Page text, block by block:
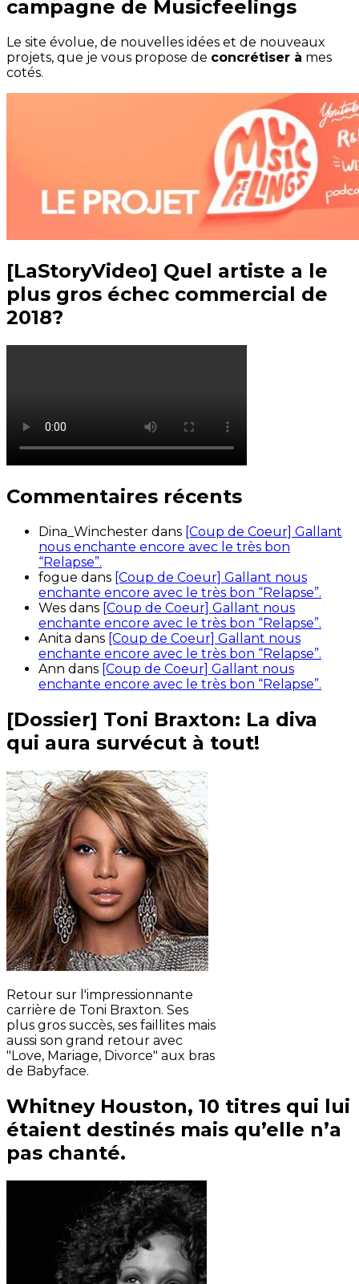
campagne de Musicfeelings
Le site évolue, de nouvelles idées et de nouveaux
projets, que je vous propose de concrétiser à mes
cotés.
[LaStoryVideo] Quel artiste a le
plus gros échec commercial de
2018?
Commentaires récents
Dina_Winchester dans [Coup de Coeur] Gallant
nous enchante encore avec le très bon
“Relapse”.
fogue dans [Coup de Coeur] Gallant nous
enchante encore avec le très bon “Relapse”.
Wes dans [Coup de Coeur] Gallant nous
enchante encore avec le très bon “Relapse”.
Anita dans [Coup de Coeur] Gallant nous
enchante encore avec le très bon “Relapse”.
Ann dans [Coup de Coeur] Gallant nous
enchante encore avec le très bon “Relapse”.
[Dossier] Toni Braxton: La diva
qui aura survécut à tout!
Retour sur l'impressionnante
carrière de Toni Braxton. Ses
plus gros succès, ses faillites mais
aussi son grand retour avec
"Love, Mariage, Divorce" aux bras
de Babyface.
Whitney Houston, 10 titres qui lui
étaient destinés mais qu’elle n’a
pas chanté.